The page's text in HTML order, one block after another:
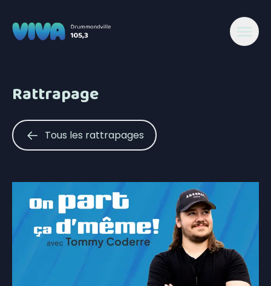
Rattrapage
Tous les rattrapages